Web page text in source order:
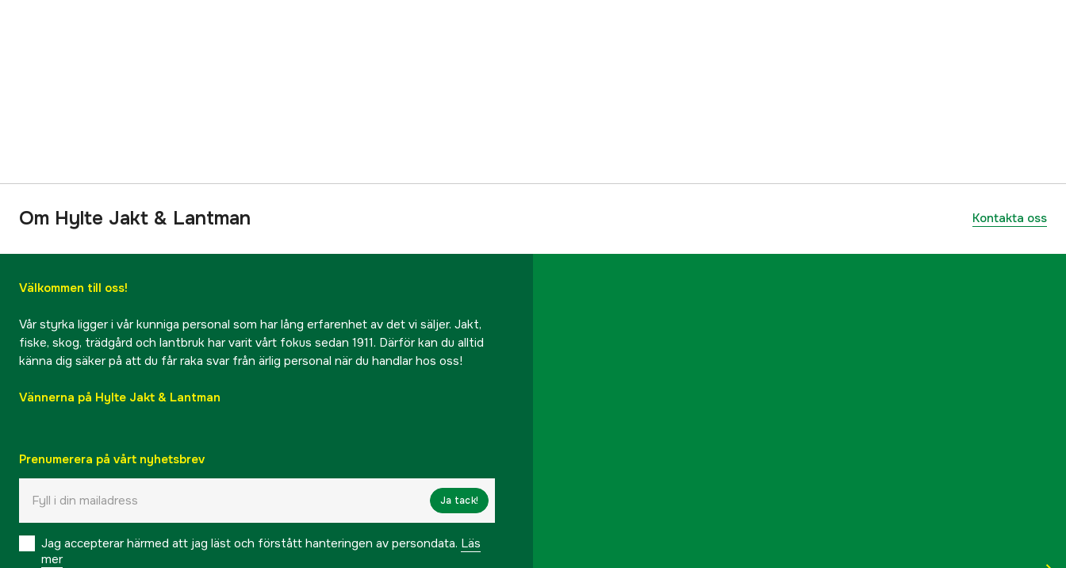
Om Hylte Jakt & Lantman Kontakta oss
Välkommen till oss!
Vår styrka ligger i vår kunniga personal som har lång erfarenhet av det vi säljer. Jakt,
fiske, skog, trädgård och lantbruk har varit vårt fokus sedan 1911. Därför kan du alltid
känna dig säker på att du får raka svar från ärlig personal när du handlar hos oss!
Vännerna på Hylte Jakt & Lantman
Prenumerera på vårt nyhetsbrev
Ja tack!
Jag accepterar härmed att jag läst och förstått hanteringen av persondata. Läs
mer